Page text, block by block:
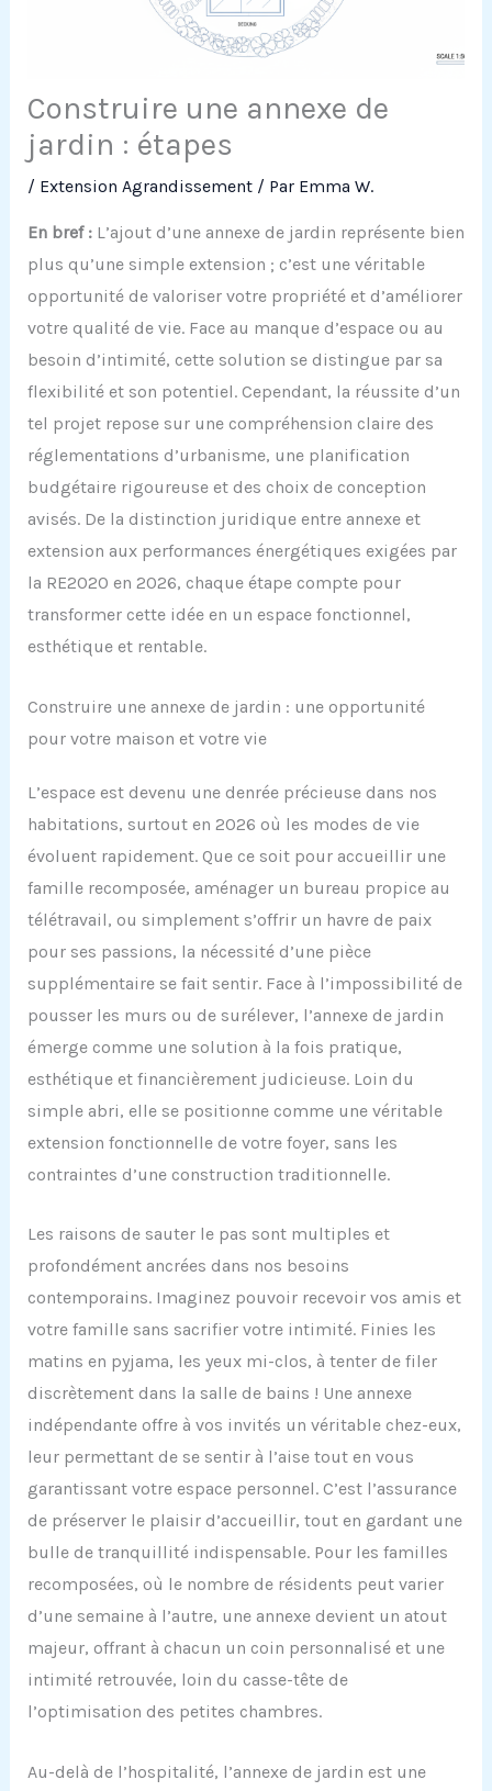
Construire une annexe de
jardin : étapes
/ Extension Agrandissement/ Par Emma W.
En bref :L’ajout d’une annexe de jardin représente bien
plus qu’une simple extension ; c’est une véritable
opportunité de valoriser votre propriété et d’améliorer
votre qualité de vie. Face au manque d’espace ou au
besoin d’intimité, cette solution se distingue par sa
flexibilité et son potentiel. Cependant, la réussite d’un
tel projet repose sur une compréhension claire des
réglementations d’urbanisme, une planification
budgétaire rigoureuse et des choix de conception
avisés. De la distinction juridique entre annexe et
extension aux performances énergétiques exigées par
la RE2020 en 2026, chaque étape compte pour
transformer cette idée en un espace fonctionnel,
esthétique et rentable.
Construire une annexe de jardin : une opportunité
pour votre maison et votre vie
L’espace est devenu une denrée précieuse dans nos
habitations, surtout en 2026 où les modes de vie
évoluent rapidement. Que ce soit pour accueillir une
famille recomposée, aménager un bureau propice au
télétravail, ou simplement s’offrir un havre de paix
pour ses passions, la nécessité d’une pièce
supplémentaire se fait sentir. Face à l’impossibilité de
pousser les murs ou de surélever, l’annexe de jardin
émerge comme une solution à la fois pratique,
esthétique et financièrement judicieuse. Loin du
simple abri, elle se positionne comme une véritable
extension fonctionnelle de votre foyer, sans les
contraintes d’une construction traditionnelle.
Les raisons de sauter le pas sont multiples et
profondément ancrées dans nos besoins
contemporains. Imaginez pouvoir recevoir vos amis et
votre famille sans sacrifier votre intimité. Finies les
matins en pyjama, les yeux mi-clos, à tenter de filer
discrètement dans la salle de bains ! Une annexe
indépendante offre à vos invités un véritable chez-eux,
leur permettant de se sentir à l’aise tout en vous
garantissant votre espace personnel. C’est l’assurance
de préserver le plaisir d’accueillir, tout en gardant une
bulle de tranquillité indispensable. Pour les familles
recomposées, où le nombre de résidents peut varier
d’une semaine à l’autre, une annexe devient un atout
majeur, offrant à chacun un coin personnalisé et une
intimité retrouvée, loin du casse-tête de
l’optimisation des petites chambres.
Au-delà de l’hospitalité, l’annexe de jardin est une